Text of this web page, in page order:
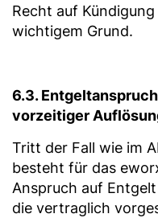
Recht auf
wichtigem Grund.
6.3.
vorzeitiger
Tritt der Fall wie im
besteht für das
Anspruch auf
die vertraglich